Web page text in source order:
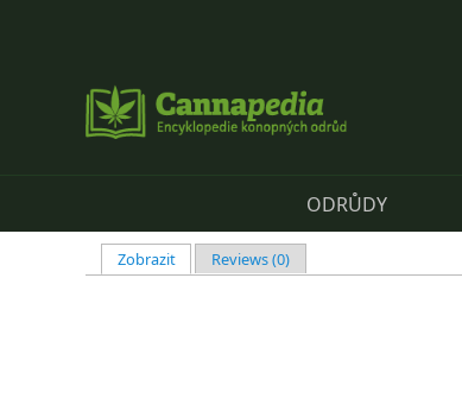
ODRŮDY
Hlavní záložky
Zobrazit(aktivní záložka)
Reviews (0)